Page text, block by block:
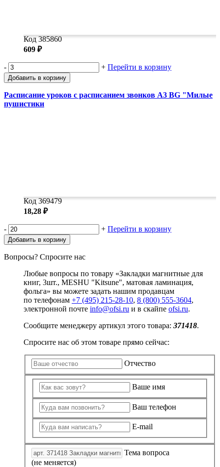
Код 385860
609 ₽
- + Перейти в корзину
Добавить в корзину
Расписание уроков с расписанием звонков А3 BG "Милые
пушистики
Код 369479
18,28 ₽
- + Перейти в корзину
Добавить в корзину
Вопросы? Спросите нас
Любые вопросы по товару «Закладки магнитные для
книг, 3шт., MESHU "Kitsune", матовая ламинация,
фольга» вы можете задать нашим продавцам
по телефонам +7 (495) 215-28-10, 8 (800) 555-3604,
электронной почте info@ofsi.ru и в скайпе ofsi.ru.
Сообщите менеджеру артикул этого товара: 371418.
Спросите нас об этом товаре прямо сейчас:
Отчество
Ваше имя
Ваш телефон
E-mail
Тема вопроса
(не меняется)